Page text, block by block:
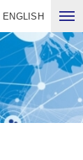
ENGLISH